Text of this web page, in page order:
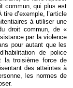
commun, qui plus est
d’exemple, l’article
à utiliser une
droit commun, de «
par la violence
pour autant que les
de police
la troisième force de
des atteintes à
les normes de